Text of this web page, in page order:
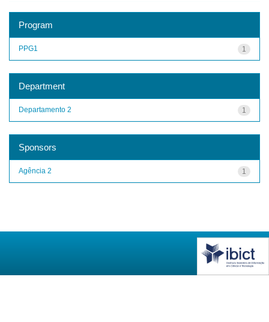
Program
1
PPG1
Department
1
Departamento 2
Sponsors
1
Agência 2